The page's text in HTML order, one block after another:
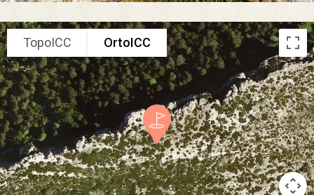
TopoICC OrtoICC